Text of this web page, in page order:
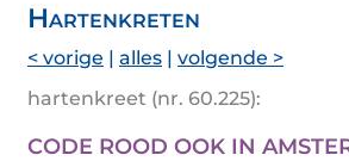
Hartenkreten
< vorige | alles | volgende >
hartenkreet (nr. 60.225):
CODE ROOD OOK IN